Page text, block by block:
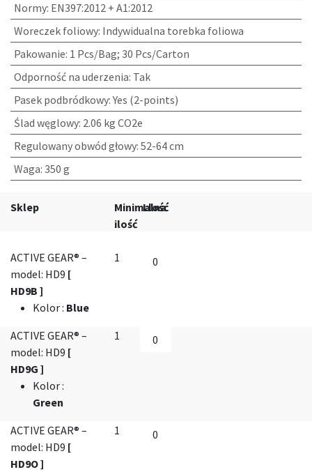
Normy: EN397:2012 + A1:2012
Woreczek foliowy: Indywidualna torebka foliowa
Pakowanie: 1 Pcs/Bag; 30 Pcs/Carton
Odporność na uderzenia: Tak
Pasek podbródkowy:Yes (2-points)
Ślad węglowy: 2.06 kg CO2e
Regulowany obwód głowy: 52-64 cm
Waga: 350 g
Sklep
Minimalna
ilość
Llość
ACTIVE GEAR® –
model: HD9 [
HD9B ]
Kolor: Blue
1
ACTIVE GEAR® –
model: HD9 [
HD9G ]
Kolor:
Green
1
ACTIVE GEAR® –
model: HD9 [
HD9O ]
1